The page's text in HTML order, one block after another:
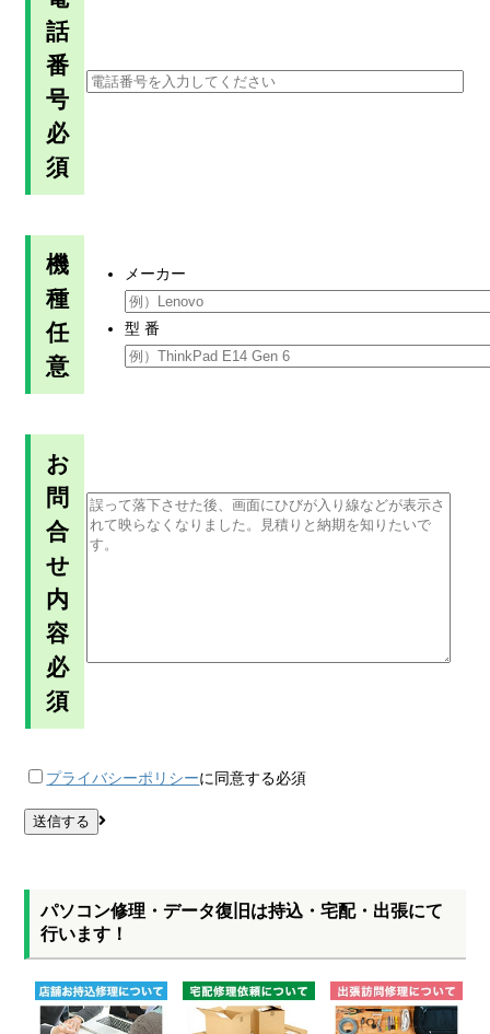
話
番
号
必
須
機
種
任
意
メーカー
型 番
お
問
合
せ
内
容
必
須
プライバシーポリシーに同意する必須
パソコン修理・データ復旧は持込・宅配・出張にて
行います！